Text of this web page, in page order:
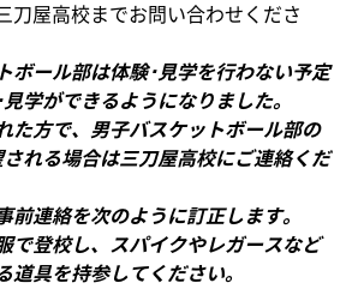
刀屋高校までお問い合わせくださ
ボール部は体験･見学を行わない予定
学ができるようになりました。
た方で、男子バスケットボール部の
れる場合は三刀屋高校にご連絡くだ
連絡を次のように訂正します。
で登校し、スパイクやレガースなど
道具を持参してください。